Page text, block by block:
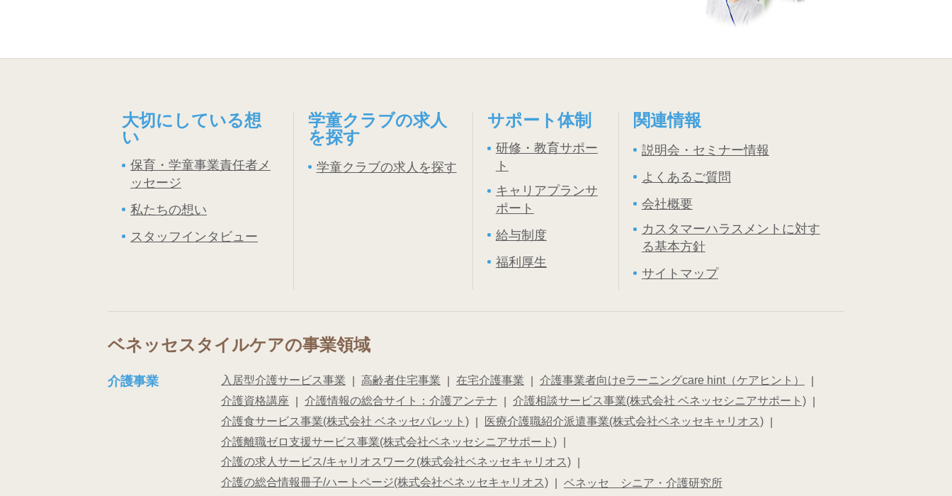
大切にしている想
い
保育・学童事業責任者メ
ッセージ
私たちの想い
スタッフインタビュー
学童クラブの求人
を探す
学童クラブの求人を探す
サポート体制
研修・教育サポー
ト
キャリアプランサ
ポート
給与制度
福利厚生
関連情報
説明会・セミナー情報
よくあるご質問
会社概要
カスタマーハラスメントに対す
る基本方針
サイトマップ
ベネッセスタイルケアの事業領域
介護事業 入居型介護サービス事業 高齢者住宅事業 在宅介護事業
介護事業者向けeラーニングcare hint（ケアヒント）
介護資格講座
介護情報の総合サイト：介護アンテナ
介護相談サービス事業(株式会社 ベネッセシニアサポート)
介護食サービス事業(株式会社 ベネッセパレット)
医療介護職紹介派遣事業(株式会社ベネッセキャリオス)
介護離職ゼロ支援サービス事業(株式会社ベネッセシニアサポート)
介護の求人サービス/キャリオスワーク(株式会社ベネッセキャリオス)
介護の総合情報冊子/ハートページ(株式会社ベネッセキャリオス)
ベネッセ シニア・介護研究所